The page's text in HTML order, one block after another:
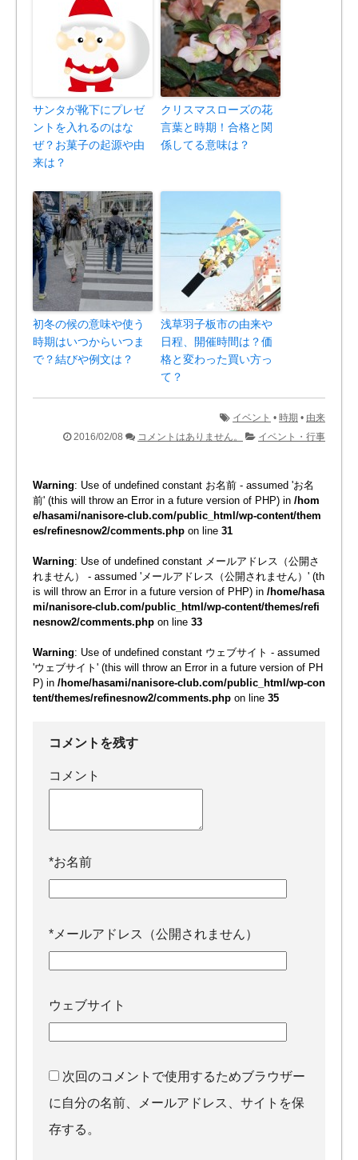
サンタが靴下にプレゼ
ントを入れるのはな
ぜ？お菓子の起源や由
来は？
クリスマスローズの花
言葉と時期！合格と関
係してる意味は？
初冬の候の意味や使う
時期はいつからいつま
で？結びや例文は？
浅草羽子板市の由来や
日程、開催時間は？価
格と変わった買い方っ
て？
イベント • 時期 • 由来
2016/02/08
コメントはありません。 イベント・行事
Warning: Use of undefined constant お名前 - assumed 'お名
前' (this will throw an Error in a future version of PHP) in /hom
e/hasami/nanisore-club.com/public_html/wp-content/them
es/refinesnow2/comments.php on line 31
Warning: Use of undefined constant メールアドレス（公開さ
れません） - assumed 'メールアドレス（公開されません）' (th
is will throw an Error in a future version of PHP) in /home/hasa
mi/nanisore-club.com/public_html/wp-content/themes/refi
nesnow2/comments.php on line 33
Warning: Use of undefined constant ウェブサイト - assumed
'ウェブサイト' (this will throw an Error in a future version of PH
P) in /home/hasami/nanisore-club.com/public_html/wp-con
tent/themes/refinesnow2/comments.php on line 35
コメントを残す
コメント
*お名前
* メールアドレス（公開されません）
ウェブサイト
次回のコメントで使用するためブラウザー
に自分の名前、メールアドレス、サイトを保
存する。